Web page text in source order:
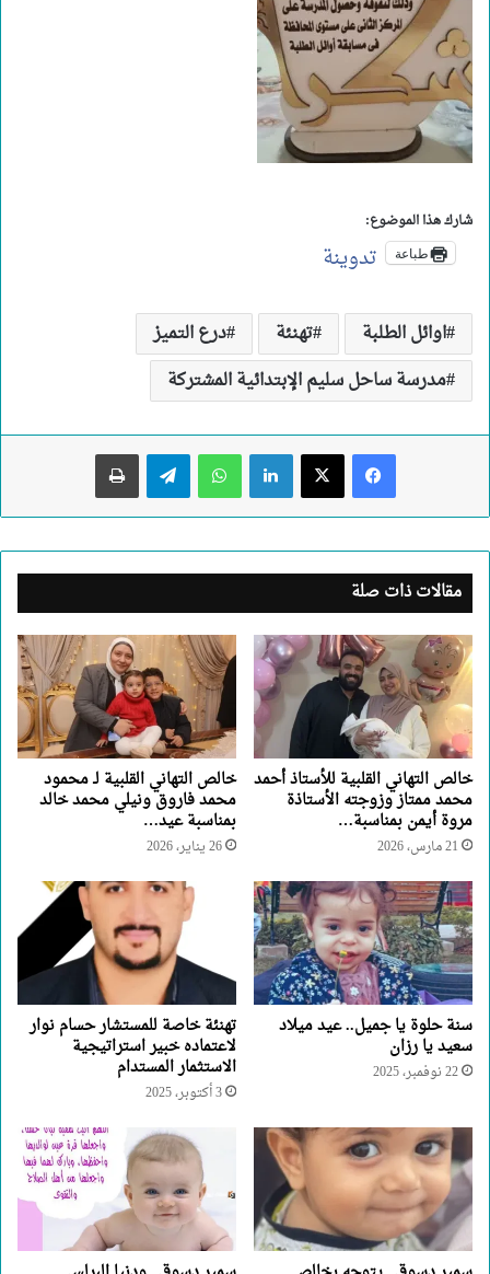
شارك هذا الموضوع:
طباعة تدوينة
اوائل الطلبة تهنئة
درع التميز
مدرسة ساحل سليم الإبتدائية المشتركة
لينكدإن واتساب تيلقرام طباعة
مقالات ذات صلة
خالص التهاني القلبية للأستاذ أحمد
محمد ممتاز وزوجته الأستاذة
مروة أيمن بمناسبة…
21 مارس، 2026
خالص التهاني القلبية لـ محمود
محمد فاروق ونيلي محمد خالد
بمناسبة عيد…
26 يناير، 2026
سنة حلوة يا جميل.. عيد ميلاد
سعيد يا رزان
22 نوفمبر، 2025
تهنئة خاصة للمستشار حسام نوار
لاعتماده خبير استراتيجية
الاستثمار المستدام
3 أكتوبر، 2025